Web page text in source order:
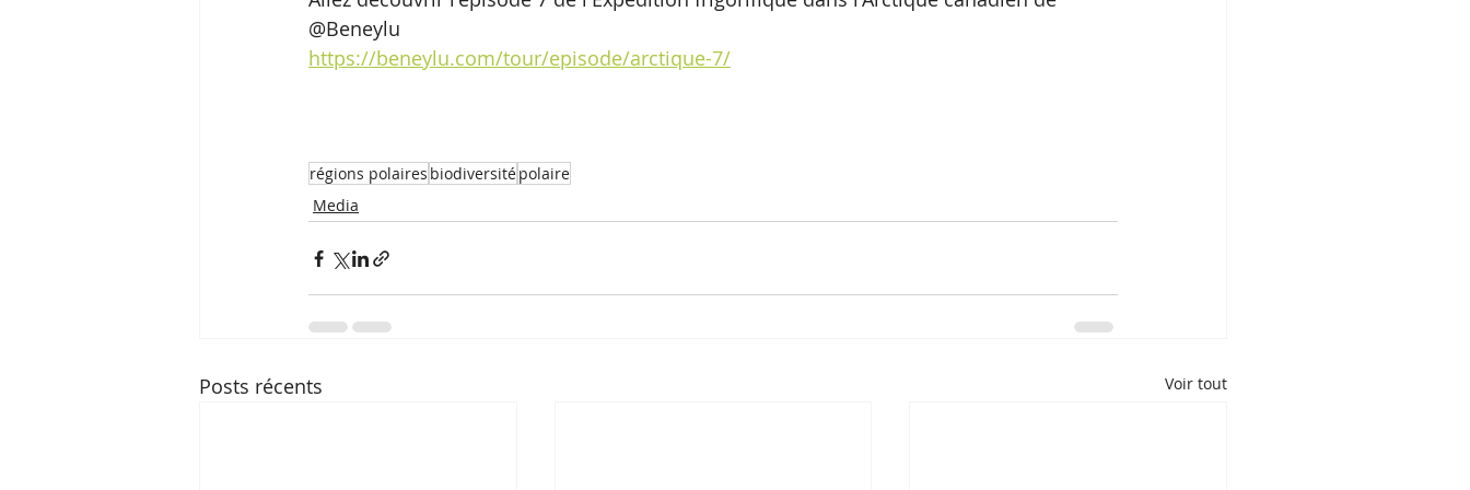
@Beneylu
https://beneylu.com/tour/episode/arctique-7/
régions polaires biodiversitépolaire
Media
Posts récents Voir tout